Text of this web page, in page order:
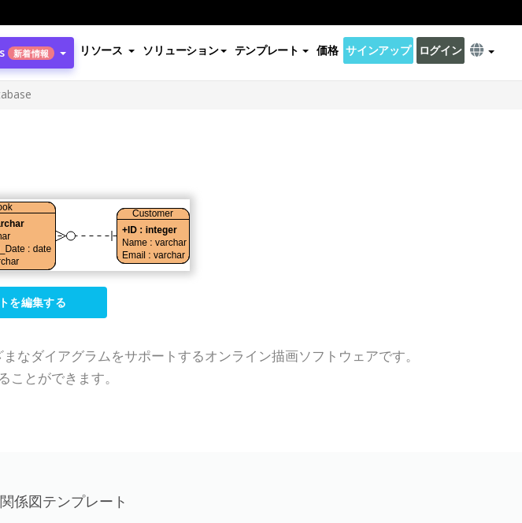
新着情報 リソース ソリューション テンプレート 価格 サインアップ ログイン
を編集する
ダイアグラムをサポートするオンライン描画ソフトウェアです。
とができます。
係図テンプレート